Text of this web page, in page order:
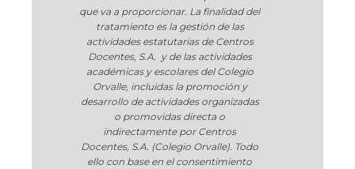
que va a proporcionar. La finalidad del
tratamiento es la gestión de las
actividades estatutarias de Centros
Docentes, S.A. y de las actividades
académicas y escolares del Colegio
Orvalle, incluidas la promoción y
desarrollo de actividades organizadas
o promovidas directa o
indirectamente por Centros
Docentes, S.A. (Colegio Orvalle). Todo
ello con base en el consentimiento